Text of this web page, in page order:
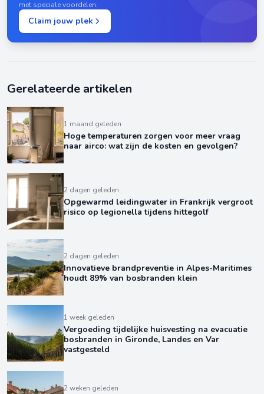
met speciale voordelen.
Claim jouw plek
Gerelateerde artikelen
1 maand geleden
Hoge temperaturen zorgen voor meer vraag
naar airco: wat zijn de kosten en gevolgen?
2 dagen geleden
Opgewarmd leidingwater in Frankrijk vergroot
risico op legionella tijdens hittegolf
2 dagen geleden
Innovatieve brandpreventie in Alpes-Maritimes
houdt 89% van bosbranden klein
1 week geleden
Vergoeding tijdelijke huisvesting na evacuatie
bosbranden in Gironde, Landes en Var
vastgesteld
2 weken geleden